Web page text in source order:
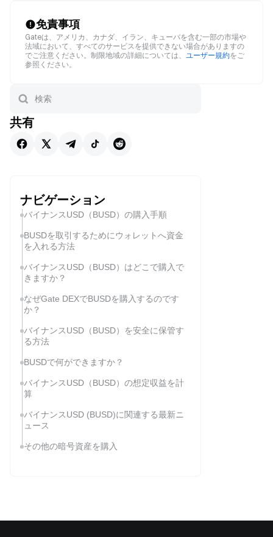
免責事項
Gateは、アメリカ、カナダ、イラン、キューバを含む一部の市場や
法域において、すべてのサービスを提供できない場合がありますの
でご注意ください。制限地域の詳細については、 ユーザー規約をご
参照ください。
共有
ナビゲーション
バイナンスUSD（BUSD）の購入手順
BUSDを取引するためにウォレットへ資金
を入れる方法
バイナンスUSD（BUSD）はどこで購入で
きますか？
なぜGate DEXでBUSDを購入するのです
か？
バイナンスUSD（BUSD）を安全に保管す
る方法
BUSDで何ができますか？
バイナンスUSD（BUSD）の想定収益を計
算
バイナンスUSD (BUSD)に関連する最新ニ
ュース
その他の暗号資産を購入